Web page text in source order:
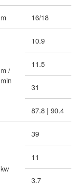
m 16/18
m /
min
10.9
11.5
31
87.8 | 90.4
kw
39
11
3.7